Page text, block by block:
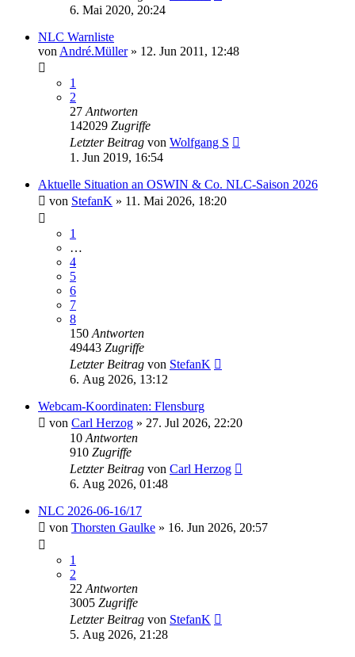
6. Mai 2020, 20:24
NLC Warnliste
von André.Müller» 12. Jun 2011, 12:48
1
2
27 Antworten
142029 Zugriffe
Letzter Beitrag von Wolfgang S
1. Jun 2019, 16:54
Aktuelle Situation an OSWIN & Co. NLC-Saison 2026
von StefanK » 11. Mai 2026, 18:20
1
…
4
5
6
7
8
150 Antworten
49443 Zugriffe
Letzter Beitrag von StefanK
6. Aug 2026, 13:12
Webcam-Koordinaten: Flensburg
von Carl Herzog » 27. Jul 2026, 22:20
10 Antworten
910 Zugriffe
Letzter Beitrag von Carl Herzog
6. Aug 2026, 01:48
NLC 2026-06-16/17
von Thorsten Gaulke » 16. Jun 2026, 20:57
1
2
22 Antworten
3005 Zugriffe
Letzter Beitrag von StefanK
5. Aug 2026, 21:28